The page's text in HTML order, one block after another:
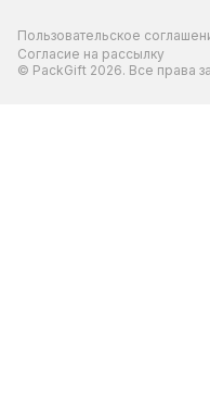
Пользовательское
Согласие на рассылку
© PackGift 2026. Все права